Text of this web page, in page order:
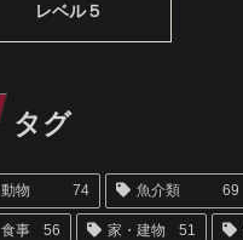
レベル５
タグ
動物 74 魚介類 69
食事 56 家・建物 51